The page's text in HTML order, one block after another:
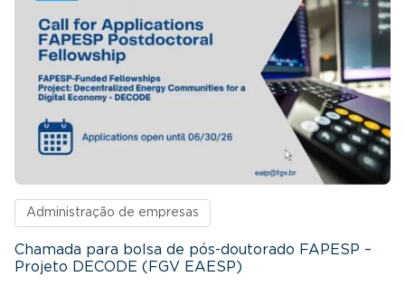
Administração de empresas
Chamada para bolsa de pós-doutorado FAPESP –
Projeto DECODE (FGV EAESP)